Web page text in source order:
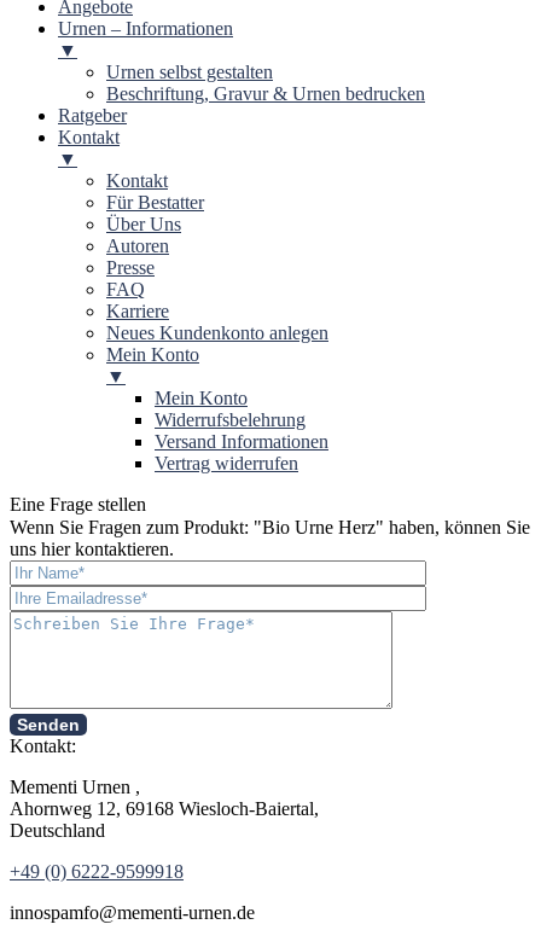
Angebote
Urnen – Informationen
▼
Urnen selbst gestalten
Beschriftung, Gravur & Urnen bedrucken
Ratgeber
Kontakt
▼
Kontakt
Für Bestatter
Über Uns
Autoren
Presse
FAQ
Karriere
Neues Kundenkonto anlegen
Mein Konto
▼
Mein Konto
Widerrufsbelehrung
Versand Informationen
Vertrag widerrufen
Eine Frage stellen
Wenn Sie Fragen zum Produkt: "Bio Urne Herz" haben, können Sie
uns hier kontaktieren.
Senden
Kontakt:
Mementi Urnen ,
Ahornweg 12, 69168 Wiesloch-Baiertal,
Deutschland
+49 (0) 6222-9599918
innospamfo@mementi-urnen.de